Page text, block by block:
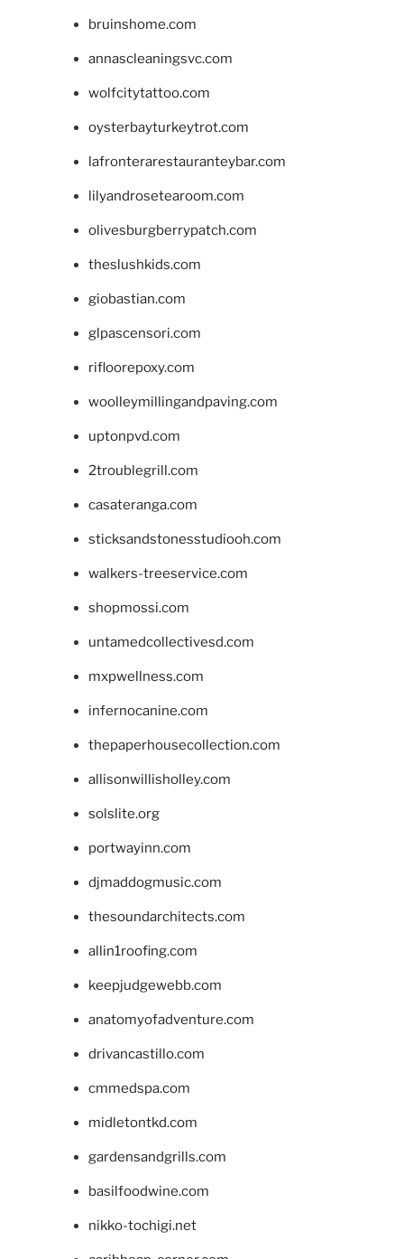
bruinshome.com
annascleaningsvc.com
wolfcitytattoo.com
oysterbayturkeytrot.com
lafronterarestauranteybar.com
lilyandrosetearoom.com
olivesburgberrypatch.com
theslushkids.com
giobastian.com
glpascensori.com
rifloorepoxy.com
woolleymillingandpaving.com
uptonpvd.com
2troublegrill.com
casateranga.com
sticksandstonesstudiooh.com
walkers-treeservice.com
shopmossi.com
untamedcollectivesd.com
mxpwellness.com
infernocanine.com
thepaperhousecollection.com
allisonwillisholley.com
solslite.org
portwayinn.com
djmaddogmusic.com
thesoundarchitects.com
allin1roofing.com
keepjudgewebb.com
anatomyofadventure.com
drivancastillo.com
cmmedspa.com
midletontkd.com
gardensandgrills.com
basilfoodwine.com
nikko-tochigi.net